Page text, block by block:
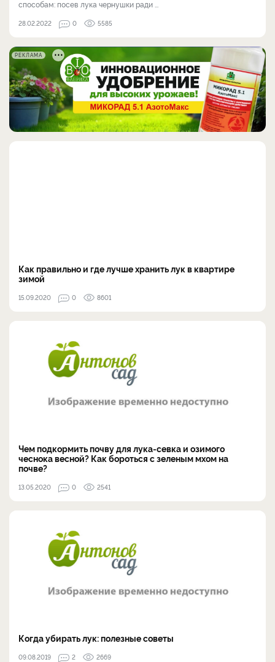
способам: посев лука чернушки ради ...
28.02.2022 0 5585
РЕКЛАМА
Как правильно и где лучше хранить лук в квартире
зимой
15.09.2020 0 8601
Чем подкормить почву для лука-севка и озимого
чеснока весной? Как бороться с зеленым мхом на
почве?
13.05.2020 0 2541
Когда убирать лук: полезные советы
09.08.2019 2 2669